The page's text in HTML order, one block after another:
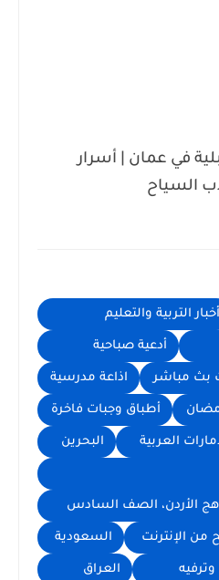
في عمان | أسرار
السياح
أخبار التربية والتعليم
أدعية صباحية
بث مباشر اذاعة مدرسية
أطباق وجبات فاخرة
العربية البحرين
الأردن، الصف السادس
من الإنترنت السعودية
العراق